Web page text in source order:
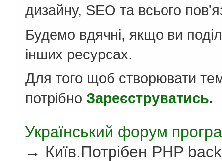
дизайну, SEO та всього
Будемо вдячні, якщо ви
інших ресурсах.
Для того щоб створювати
потрібно Зареєструватись.
Український форум
→ Київ.Потрібен PHP